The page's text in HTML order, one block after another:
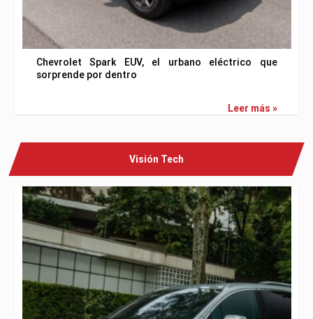
Chevrolet Spark EUV, el urbano eléctrico que
sorprende por dentro
Leer más »
Visión Tech